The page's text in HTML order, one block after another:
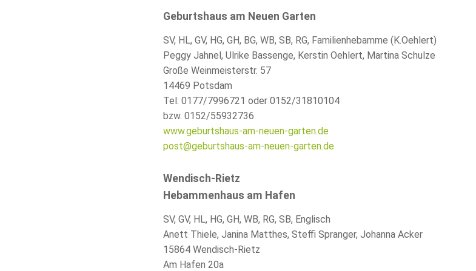
Geburtshaus am Neuen Garten
SV, HL, GV, HG, GH, BG, WB, SB, RG, Familienhebamme (K.Oehlert)
Peggy Jahnel, Ulrike Bassenge, Kerstin Oehlert, Martina Schulze
Große Weinmeisterstr. 57
14469 Potsdam
Tel: 0177/7996721 oder 0152/31810104
bzw. 0152/55932736
www.geburtshaus-am-neuen-garten.de
post@geburtshaus-am-neuen-garten.de
Wendisch-Rietz
Hebammenhaus am Hafen
SV, GV, HL, HG, GH, WB, RG, SB, Englisch
Anett Thiele, Janina Matthes, Steffi Spranger, Johanna Acker
15864 Wendisch-Rietz
Am Hafen 20a